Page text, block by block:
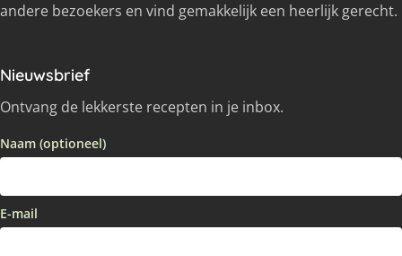
andere bezoekers en vind gemakkelijk een heerlijk gerecht.
Nieuwsbrief
Ontvang de lekkerste recepten in je inbox.
Naam (optioneel)
E-mail